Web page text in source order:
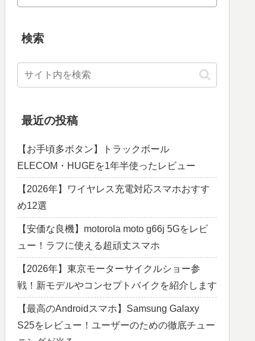
検索
最近の投稿
【お手頃多ボタン】トラックボール
ELECOM・HUGEを1年半使ったレビュー
【2026年】ワイヤレス充電対応スマホおすす
め12選
【安価な良機】motorola moto g66j 5Gをレビ
ュー！ラフに使える超頑丈スマホ
【2026年】東京モーターサイクルショー参
戦！新モデルやコンセプトバイクを紹介します
【最高のAndroidスマホ】Samsung Galaxy
S25をレビュー！ユーザーのための徹底チュー